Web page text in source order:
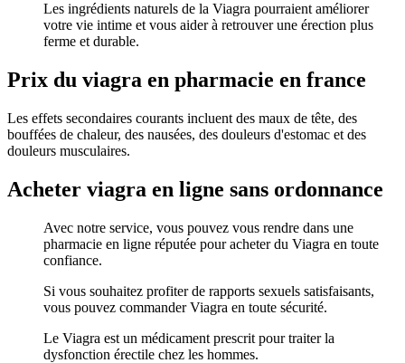
Les ingrédients naturels de la Viagra pourraient améliorer
votre vie intime et vous aider à retrouver une érection plus
ferme et durable.
Prix du viagra en pharmacie en france
Les effets secondaires courants incluent des maux de tête, des
bouffées de chaleur, des nausées, des douleurs d'estomac et des
douleurs musculaires.
Acheter viagra en ligne sans ordonnance
Avec notre service, vous pouvez vous rendre dans une
pharmacie en ligne réputée pour acheter du Viagra en toute
confiance.
Si vous souhaitez profiter de rapports sexuels satisfaisants,
vous pouvez commander Viagra en toute sécurité.
Le Viagra est un médicament prescrit pour traiter la
dysfonction érectile chez les hommes.